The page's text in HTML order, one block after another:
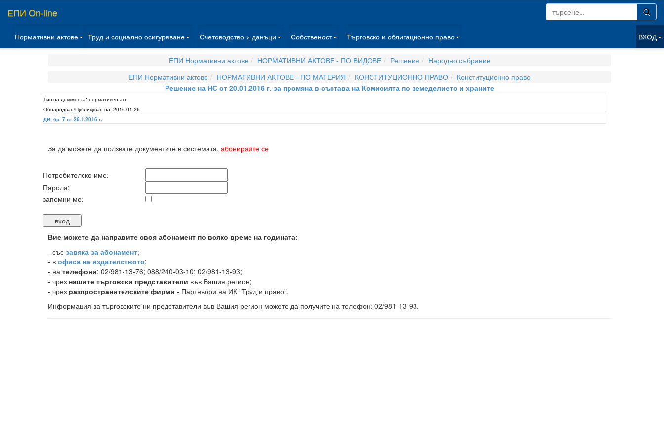
ЕПИ On-line
Нормативни актове Труд и социално осигуряване Счетоводство и данъци Собственост Търговско и облигационно право ВХОД
ЕПИ Нормативни актове НОРМАТИВНИ АКТОВЕ - ПО ВИДОВЕ Решения
Народно събрание
ЕПИ Нормативни актове
НОРМАТИВНИ АКТОВЕ - ПО МАТЕРИЯ КОНСТИТУЦИОННО ПРАВО
Конституционно право
Решение на НС от 20.01.2016 г. за промяна в състава на Комисията по земеделието и храните
Тип на документа: нормативен акт
Обнародван/Публикуван на: 2016-01-26
ДВ, бр. 7 от 26.1.2016 г.
За да можете да ползвате документите в системата, абонирайте се
Потребителско име:
Парола:
запомни ме:
Вие можете да направите своя абонамент по всяко време на годината:
- със завяка за абонамент;
- в офиса на издателството;
- на телефони: 02/981-13-76; 088/240-03-10; 02/981-13-93;
- чрез нашите търговски представители във Вашия регион;
- чрез разпространителските фирми - Партньори на ИК "Труд и право".
Информация за търговските ни представители във Вашия регион можете да получите на телефон: 02/981-13-93.